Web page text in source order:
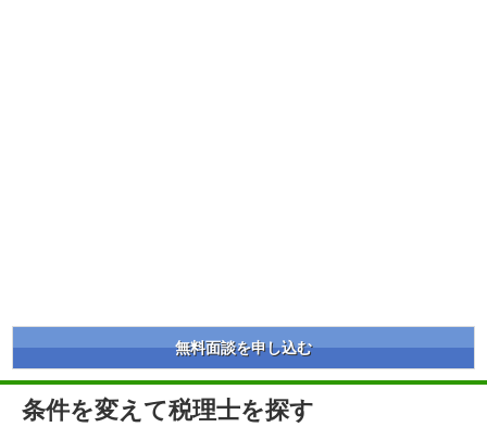
無料面談を申し込む
条件を変えて税理士を探す